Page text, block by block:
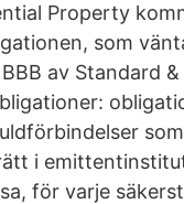
Property
som
av Standard &
i
för varje